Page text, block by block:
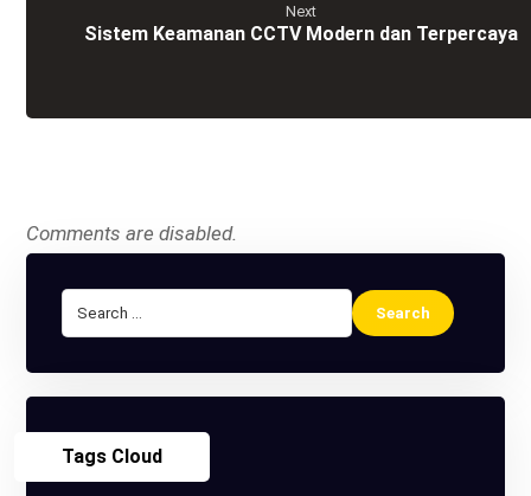
Next
Sistem Keamanan CCTV Modern dan Terpercaya
Comments are disabled.
Tags Cloud